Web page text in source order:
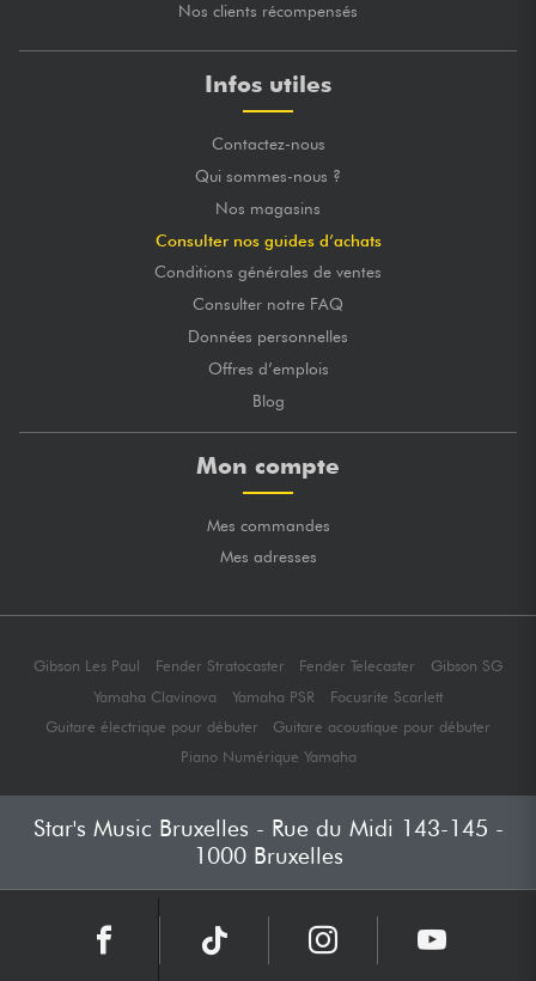
Nos clients récompensés
Infos utiles
Contactez-nous
Qui sommes-nous ?
Nos magasins
Consulter nos guides d’achats
Conditions générales de ventes
Consulter notre FAQ
Données personnelles
Offres d’emplois
Blog
Mon compte
Mes commandes
Mes adresses
Gibson Les Paul Fender Stratocaster Fender Telecaster
Gibson SG
Yamaha Clavinova
Yamaha PSR
Focusrite Scarlett
Guitare électrique pour débuter
Guitare acoustique pour débuter
Piano Numérique Yamaha
Star's Music Bruxelles - Rue du Midi 143-145 -
1000 Bruxelles